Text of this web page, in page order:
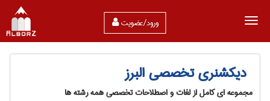
ورود/عضویت
دیکشنری تخصصی البرز
مجموعه ای کامل از لغات و اصطلاحات تخصصی همه رشته ها